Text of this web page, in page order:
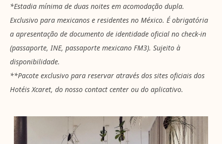
*Estadia mínima de duas noites em acomodação dupla.
Exclusivo para mexicanos e residentes no México. É obrigatória
a apresentação de documento de identidade oficial no check-in
(passaporte, INE, passaporte mexicano FM3). Sujeito à
disponibilidade.
**Pacote exclusivo para reservar através dos sites oficiais dos
Hotéis Xcaret, do nosso contact center ou do aplicativo.